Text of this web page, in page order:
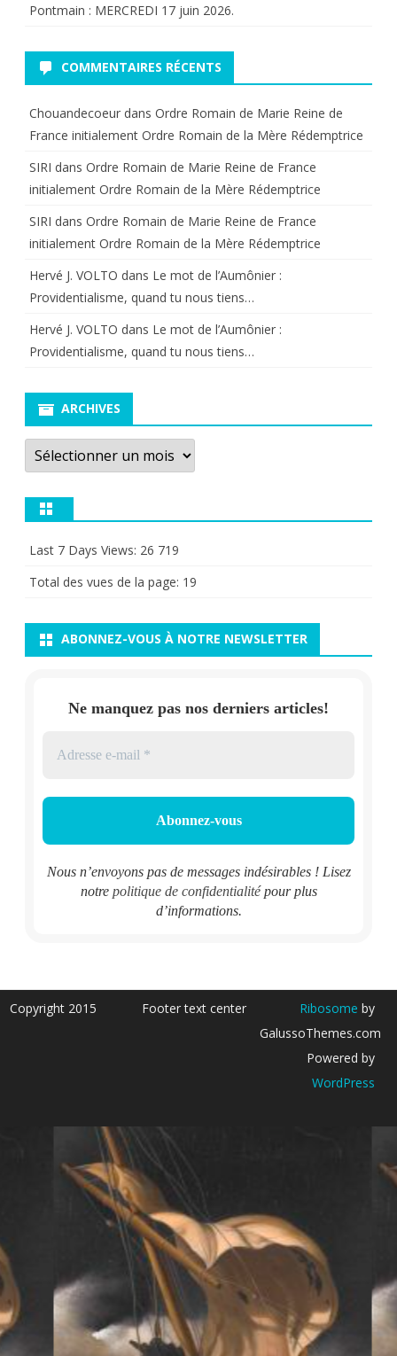
Pontmain : MERCREDI 17 juin 2026.
COMMENTAIRES RÉCENTS
Chouandecoeur dans Ordre Romain de Marie Reine de
France initialement Ordre Romain de la Mère Rédemptrice
SIRI dans Ordre Romain de Marie Reine de France
initialement Ordre Romain de la Mère Rédemptrice
SIRI dans Ordre Romain de Marie Reine de France
initialement Ordre Romain de la Mère Rédemptrice
Hervé J. VOLTO dans Le mot de l’Aumônier :
Providentialisme, quand tu nous tiens…
Hervé J. VOLTO dans Le mot de l’Aumônier :
Providentialisme, quand tu nous tiens…
ARCHIVES
Archives
Last 7 Days Views: 26 719
Total des vues de la page: 19
ABONNEZ-VOUS À NOTRE NEWSLETTER
Ne manquez pas nos derniers articles!
Nous n’envoyons pas de messages indésirables ! Lisez
notre politique de confidentialitépour plus
d’informations.
Copyright 2015 Footer text center Ribosome by
GalussoThemes.com
Powered by
WordPress